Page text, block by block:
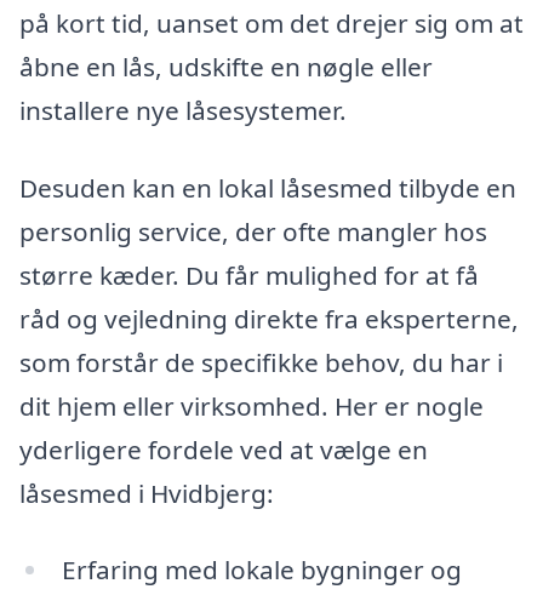
på kort tid, uanset om det drejer sig om at
åbne en lås, udskifte en nøgle eller
installere nye låsesystemer.
Desuden kan en lokal låsesmed tilbyde en
personlig service, der ofte mangler hos
større kæder. Du får mulighed for at få
råd og vejledning direkte fra eksperterne,
som forstår de specifikke behov, du har i
dit hjem eller virksomhed. Her er nogle
yderligere fordele ved at vælge en
låsesmed i Hvidbjerg:
Erfaring med lokale bygninger og